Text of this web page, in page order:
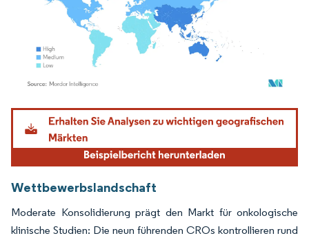
Bild © Mordor Intelligence. Wiederverwendung erfordert Namensnennung gemäß
Wettbewerbslandschaft
Moderate Konsolidierung prägt den Markt für onkologische
klinische Studien: Die neun führenden CROs kontrollieren rund